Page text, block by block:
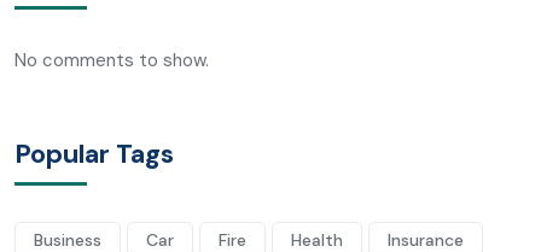
No comments to show.
Popular Tags
Business Car Fire Health
Insurance